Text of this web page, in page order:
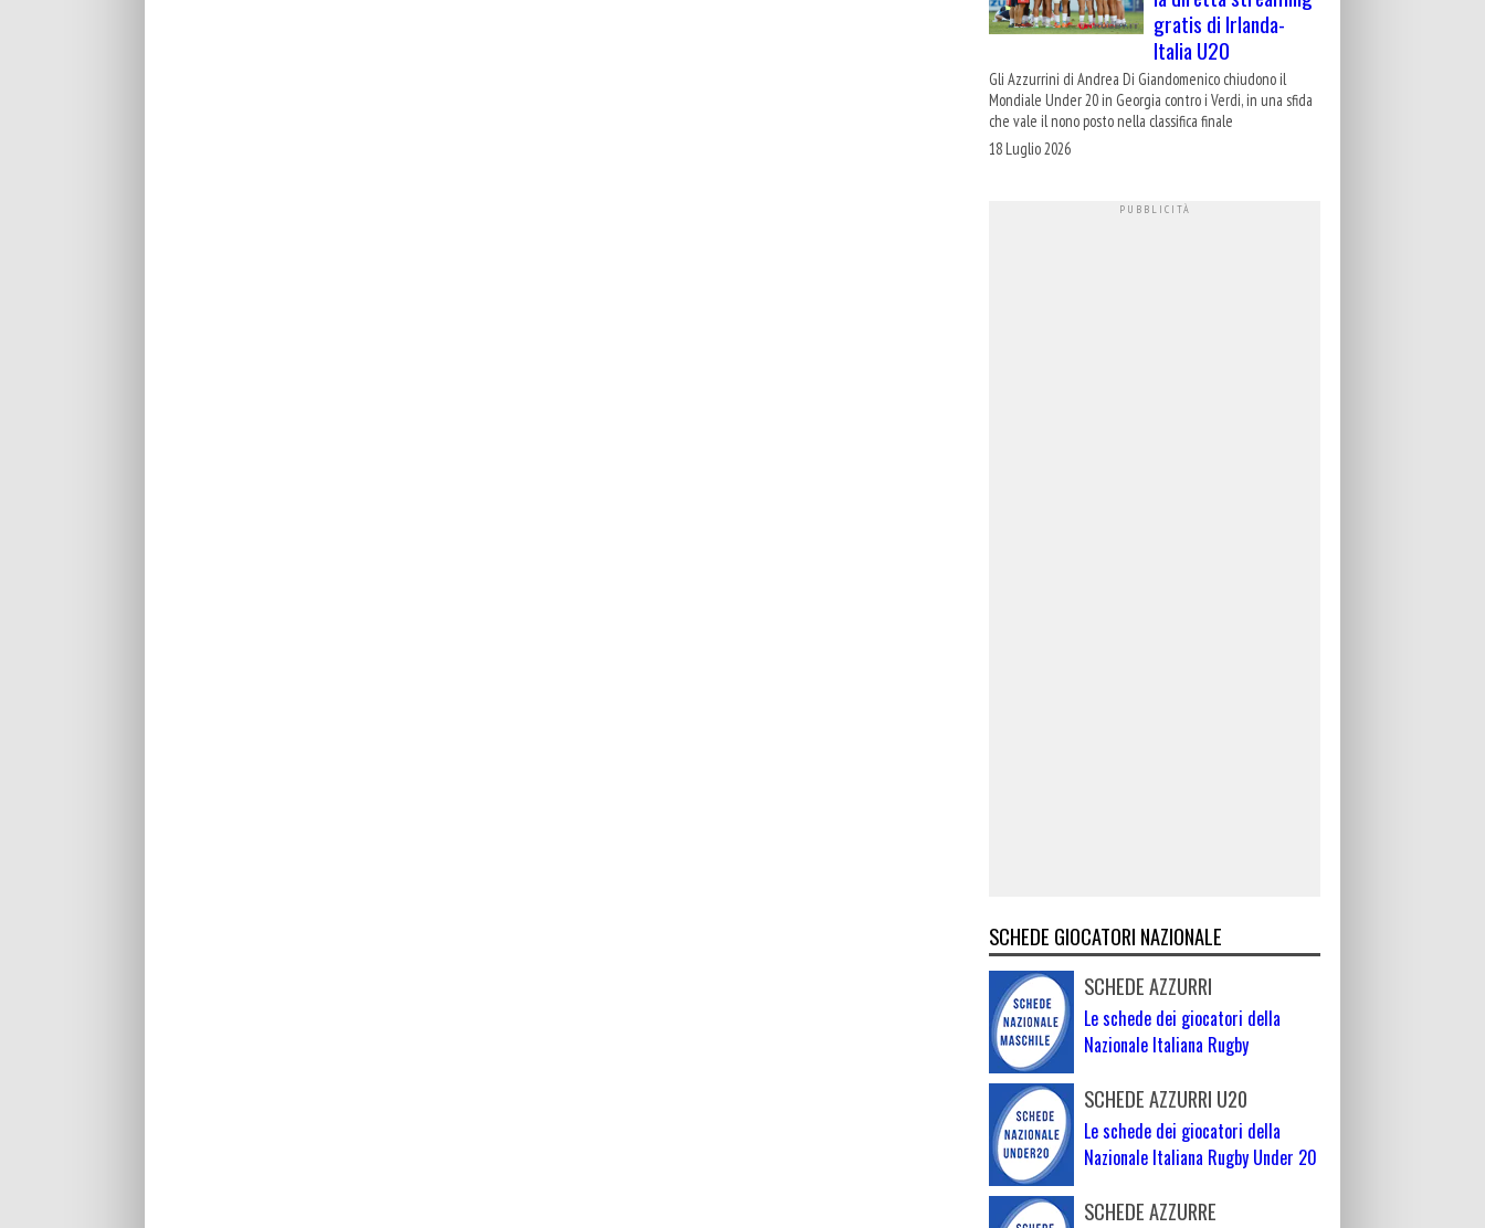
gratis di Irlanda-
Italia U20
Gli Azzurrini di Andrea Di Giandomenico chiudono il
Mondiale Under 20 in Georgia contro i Verdi, in una sfida
che vale il nono posto nella classifica finale
18 Luglio 2026
SCHEDE GIOCATORI NAZIONALE
SCHEDE AZZURRI
Le schede dei giocatori della
Nazionale Italiana Rugby
SCHEDE AZZURRI U20
Le schede dei giocatori della
Nazionale Italiana Rugby Under 20
SCHEDE AZZURRE